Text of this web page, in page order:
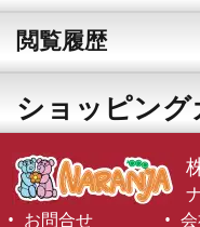
閲覧履歴
ショッピング
お問合せ